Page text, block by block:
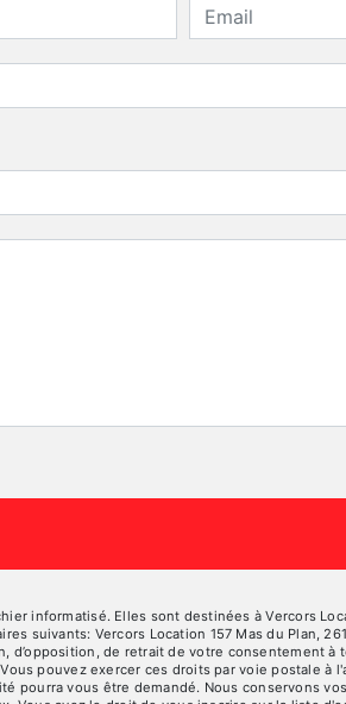
informatisé. Elles sont destinées à Vercors
suivants: Vercors Location 157 Mas du Plan,
d’opposition, de retrait de votre consentement
pouvez exercer ces droits par voie postale à
pourra vous être demandé. Nous conservons